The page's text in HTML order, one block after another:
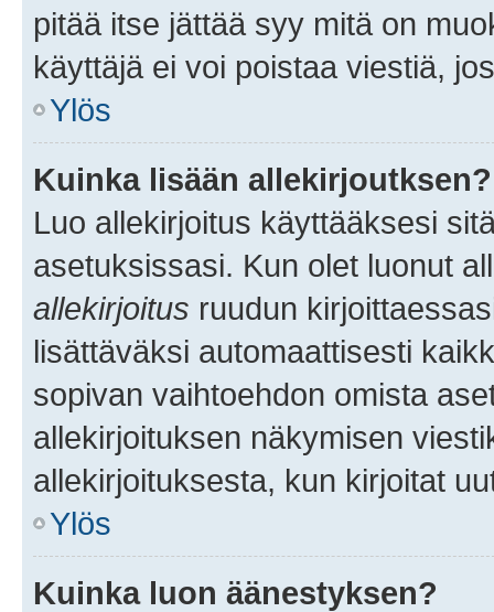
pitää itse jättää syy mitä on
käyttäjä ei voi poistaa viestiä,
Ylös
Kuinka lisään allekirjoutksen?
Luo allekirjoitus käyttääksesi
asetuksissasi. Kun olet luonut
allekirjoitus ruudun
lisättäväksi automaattisesti
sopivan vaihtoehdon omista
allekirjoituksen näkymisen
allekirjoituksesta, kun kirjoitat
Ylös
Kuinka luon äänestyksen?